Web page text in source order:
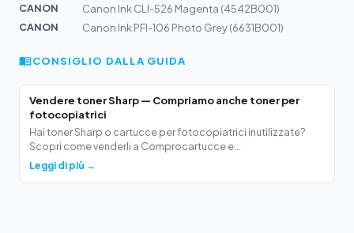
CANON
Canon Ink CLI-526 Magenta (4542B001)
CANON
Canon Ink PFI-106 Photo Grey (6631B001)
CONSIGLIO DALLA GUIDA
Vendere toner Sharp — Compriamo anche toner per
fotocopiatrici
Hai toner Sharp o cartucce per fotocopiatrici inutilizzate?
Scopri come venderli a Comprocartucce e...
Leggi di più →